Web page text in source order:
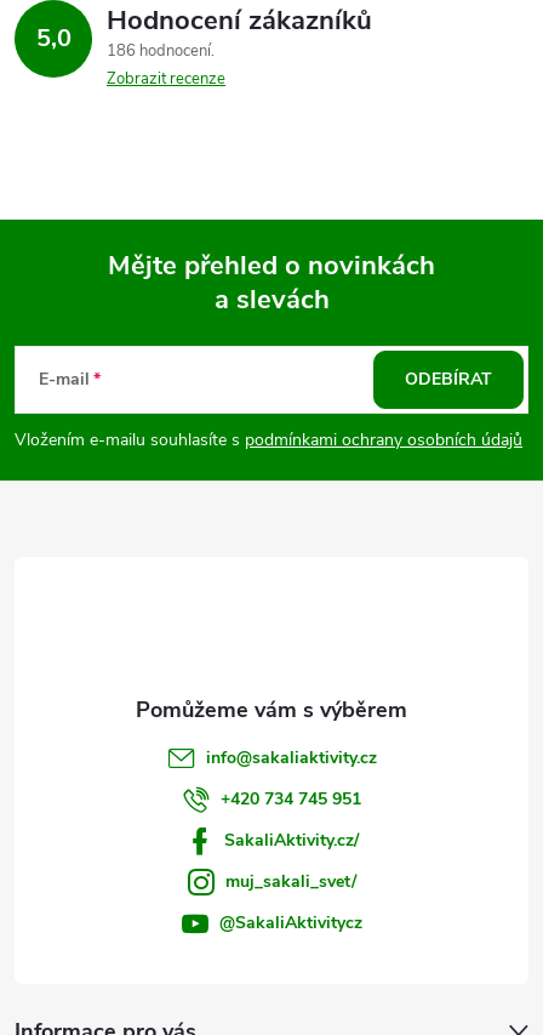
d
a
p
y
v
5,0 Hodnocení zákazníků
186 hodnocení
Zobrazit recenze
p
a
Mějte přehled o novinkách
a slevách
E-mail
Vložením e-mailu souhlasíte s podmínkami ochrany osobních údajů
ODEBÍRAT
info@sakaliaktivity.cz
+420 734 745 951
SakaliAktivity.cz/
muj_sakali_svet/
@SakaliAktivitycz